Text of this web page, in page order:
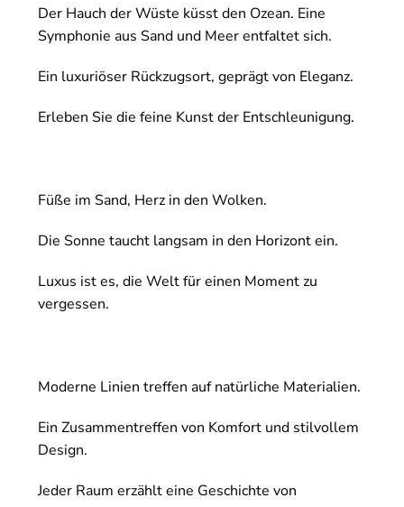
Der Hauch der Wüste küsst den Ozean. Eine
Symphonie aus Sand und Meer entfaltet sich.
Ein luxuriöser Rückzugsort, geprägt von Eleganz.
Erleben Sie die feine Kunst der Entschleunigung.
Füße im Sand, Herz in den Wolken.
Die Sonne taucht langsam in den Horizont ein.
Luxus ist es, die Welt für einen Moment zu
vergessen.
Moderne Linien treffen auf natürliche Materialien.
Ein Zusammentreffen von Komfort und stilvollem
Design.
Jeder Raum erzählt eine Geschichte von